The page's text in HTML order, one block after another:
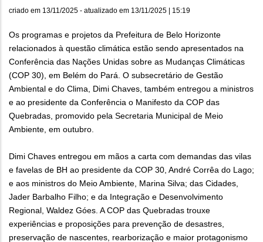
criado em 13/11/2025 - atualizado em 13/11/2025 | 15:19
Os programas e projetos da Prefeitura de Belo Horizonte
relacionados à questão climática estão sendo apresentados na
Conferência das Nações Unidas sobre as Mudanças Climáticas
(COP 30), em Belém do Pará. O subsecretário de Gestão
Ambiental e do Clima, Dimi Chaves, também entregou a ministros
e ao presidente da Conferência o Manifesto da COP das
Quebradas, promovido pela Secretaria Municipal de Meio
Ambiente, em outubro.
Dimi Chaves entregou em mãos a carta com demandas das vilas
e favelas de BH ao presidente da COP 30, André Corrêa do Lago;
e aos ministros do Meio Ambiente, Marina Silva; das Cidades,
Jader Barbalho Filho; e da Integração e Desenvolvimento
Regional, Waldez Góes. A COP das Quebradas trouxe
experiências e proposições para prevenção de desastres,
preservação de nascentes, rearborização e maior protagonismo